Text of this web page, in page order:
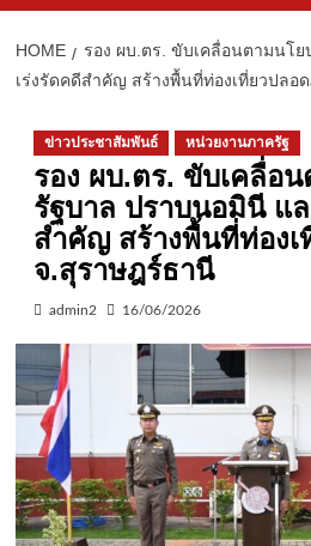
HOME
รอง ผบ.ตร. ขับเคลื่อนตามนโ
เร่งรัดคดีสำคัญ สร้างพื้นที่ท่องเที่ยวปลอ
ข่าวประชาสัมพันธ์ หน่วยงานภาครัฐ
รอง ผบ.ตร. ขับเคลื่อ
รัฐบาล ปราบนอมินี แ
สำคัญ สร้างพื้นที่ท่องเ
จ.สุราษฎร์ธานี
admin2 16/06/2026